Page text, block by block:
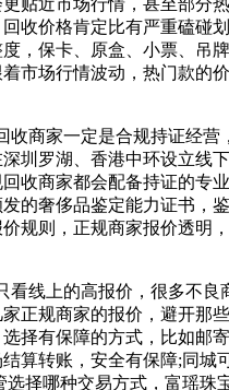
收价格肯定比有严重磕碰
，保卡、原盒、小票、吊
市场行情波动，热门款的
商家一定是合规持证经营
圳罗湖、香港中环设立线
收商家都会配备持证的专
的奢侈品鉴定能力证书，
规则，正规商家报价透明
线上的高报价，很多不良
正规商家的报价，避开那
择有保障的方式，比如邮
算转账，安全有保障;同城
择哪种交易方式，富瑶珠